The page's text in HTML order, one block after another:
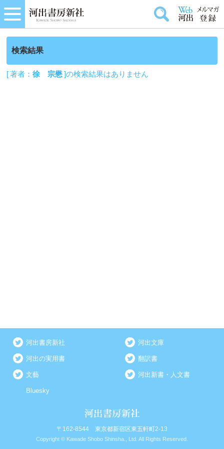
検索結果
[ 著者：徐 宗懋]の検索結果はありません
河出書房新社 河出文庫
河出の実用書 翻訳書
文藝 河出新書・人文書
Bluesky
〒162-8544 東京都新宿区東五軒町2-13
Copyright © Kawade Shobo Shinsha., Ltd. All Rights Reserved.